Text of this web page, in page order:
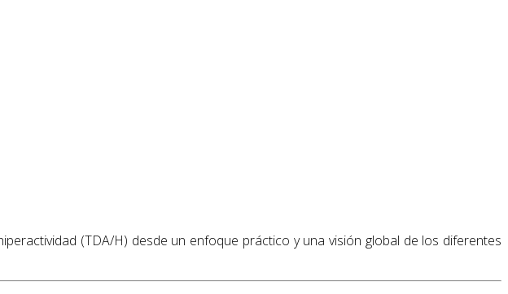
(TDA/H) desde un enfoque práctico y una visión global de los diferentes